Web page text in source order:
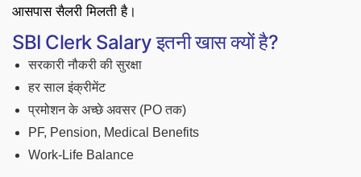
आसपास सैलरी मिलती है।
SBI Clerk Salary इतनी खास क्यों है?
सरकारी नौकरी की सुरक्षा
हर साल इंक्रीमेंट
प्रमोशन के अच्छे अवसर (PO तक)
PF, Pension, Medical Benefits
Work-Life Balance